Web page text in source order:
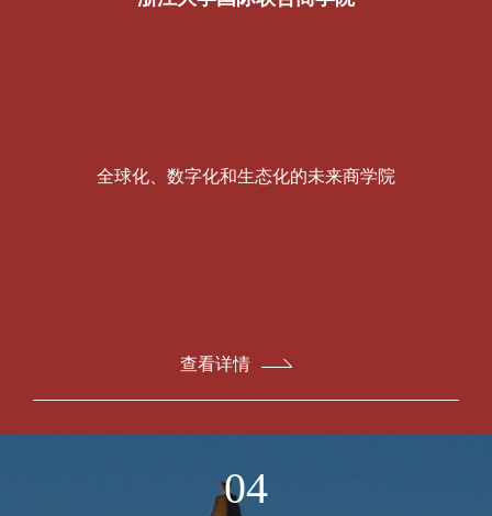
全球化、数字化和生态化的未来商学院
查看详情
04